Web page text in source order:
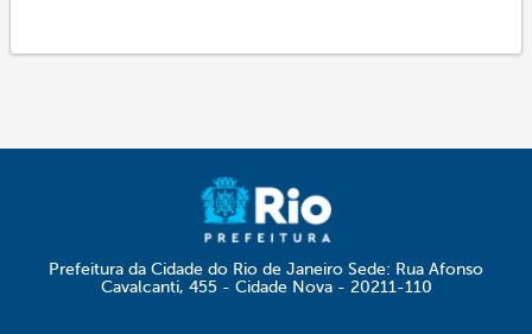
Prefeitura da Cidade do Rio de Janeiro Sede: Rua Afonso
Cavalcanti, 455 - Cidade Nova - 20211-110